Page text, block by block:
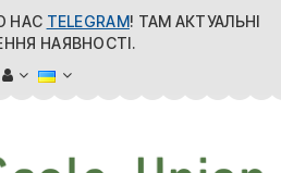
НАС TELEGRAM! ТАМ АКТУАЛЬНІ
НАЯВНОСТІ.